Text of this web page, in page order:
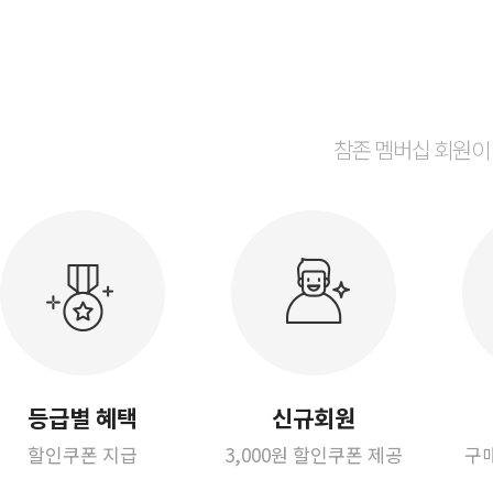
참존 멤버십 회원
등급별 혜택
할인쿠폰 지급
신규회원
3,000원 할인쿠폰 제공 구